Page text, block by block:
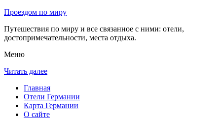
Проездом по миру
Путешествия по миру и все связанное с ними: отели,
достопримечательности, места отдыха.
Меню
Читать далее
Главная
Отели Германии
Карта Германии
О сайте